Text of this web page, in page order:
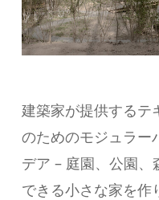
建築家が提供するテ
のためのモジュラー
デア – 庭園、公園
できる小さな家を作